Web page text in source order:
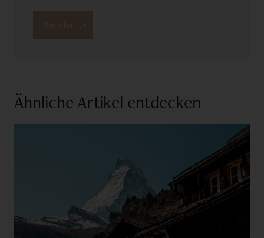
Ähnliche Artikel entdecken